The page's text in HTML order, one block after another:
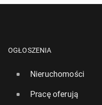
OGŁOSZENIA
Nieruchomości
Pracę oferują